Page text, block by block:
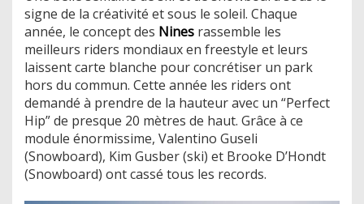
signe de la créativité et sous le soleil. Chaque
année, le concept des Nines rassemble les
meilleurs riders mondiaux en freestyle et leurs
laissent carte blanche pour concrétiser un park
hors du commun. Cette année les riders ont
demandé à prendre de la hauteur avec un “Perfect
Hip” de presque 20 mètres de haut. Grâce à ce
module énormissime, Valentino Guseli
(Snowboard), Kim Gusber (ski) et Brooke D’Hondt
(Snowboard) ont cassé tous les records.